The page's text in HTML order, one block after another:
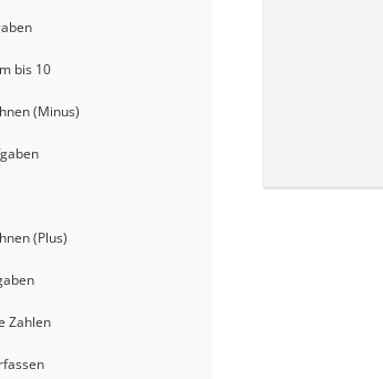
bis 10
(Minus)
(Plus)
Zahlen